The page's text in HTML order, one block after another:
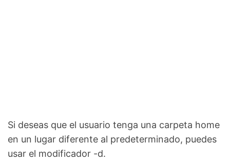
Si deseas que el usuario tenga una carpeta home
en un lugar diferente al predeterminado, puedes
usar el modificador -d.